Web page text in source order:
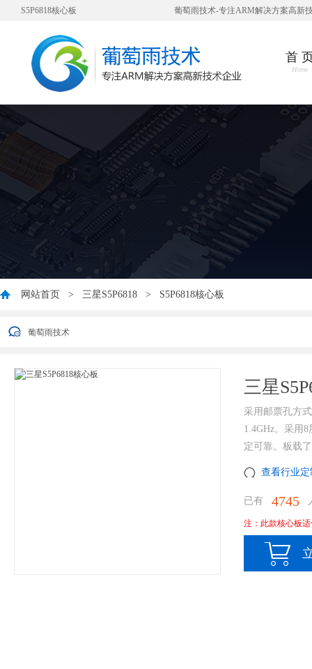
S5P6818核心板 葡萄雨技术-专注ARM解决方案高新
首
Home
网站首页 > 三星S5P6818 > S5P6818核心板
葡萄雨技术
葡萄雨技术
三星
采用邮票孔方
1.4GHz。采用
定可靠。板载
查看行业
已有 4745
注：此款核心板
立